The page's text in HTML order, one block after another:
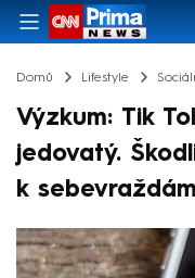
Domů Lifestyle
Výzkum: Tik
jedovatý.
k sebevraždám